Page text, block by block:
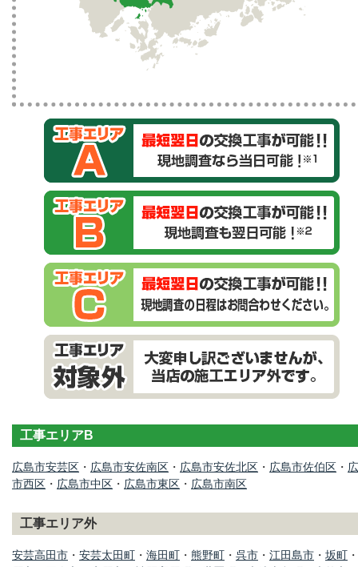
工事エリアB
広島市安芸区 ・ 広島市安佐南区 ・ 広島市安佐北区 ・ 広島市佐伯区 ・
市西区 ・ 広島市中区 ・ 広島市東区 ・ 広島市南区
工事エリア外
安芸高田市 ・ 安芸太田町 ・ 海田町 ・ 熊野町 ・ 呉市 ・ 江田島市 ・ 坂町 ・